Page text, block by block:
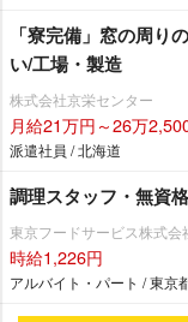
「寮完備」窓の周り
い/工場・製造
株式会社京栄センター
月給21万円～26万
派遣社員 / 北海道
調理スタッフ・無資
東京フードサービス株式
時給1,226円
アルバイト・パート / 東京